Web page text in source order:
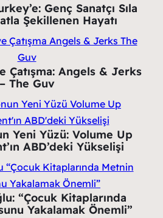
Genç Sanatçı Sıla
Şekillenen Hayatı
Çatışma: Angels & Jerks
– The Guv
Yeni Yüzü: Volume Up
ABD’deki Yükselişi
“Çocuk Kitaplarında
Yakalamak Önemli”